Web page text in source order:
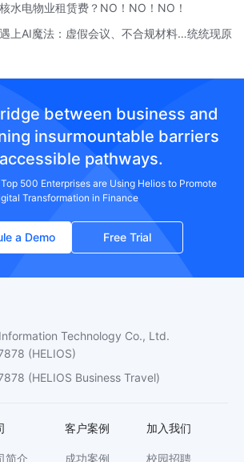
水电物业租赁费？NO！NO！NO！
上AI魔法：虚假会议、不合规材料…统统现原
between business and
insurmountable barriers
pathways.
500 Enterprises are Using Helios to Promote
Transformation in Finance
a Demo Free Trial
Technology Co., Ltd.
(HELIOS)
(HELIOS Business Travel)
简介
客户案例
成功案例
加入我们
校园招聘